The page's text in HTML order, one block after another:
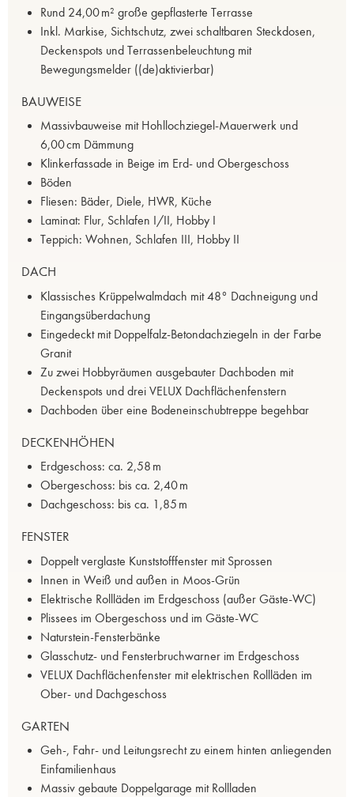
Rund 24,00 m² große gepflasterte Terrasse
Inkl. Markise, Sichtschutz, zwei schaltbaren Steckdosen,
Deckenspots und Terrassenbeleuchtung mit
Bewegungsmelder ((de)aktivierbar)
BAUWEISE
Massivbauweise mit Hohllochziegel-Mauerwerk und
6,00 cm Dämmung
Klinkerfassade in Beige im Erd- und Obergeschoss
Böden
Fliesen: Bäder, Diele, HWR, Küche
Laminat: Flur, Schlafen I/II, Hobby I
Teppich: Wohnen, Schlafen III, Hobby II
DACH
Klassisches Krüppelwalmdach mit 48° Dachneigung und
Eingangsüberdachung
Eingedeckt mit Doppelfalz-Betondachziegeln in der Farbe
Granit
Zu zwei Hobbyräumen ausgebauter Dachboden mit
Deckenspots und drei VELUX Dachflächenfenstern
Dachboden über eine Bodeneinschubtreppe begehbar
DECKENHÖHEN
Erdgeschoss: ca. 2,58 m
Obergeschoss: bis ca. 2,40 m
Dachgeschoss: bis ca. 1,85 m
FENSTER
Doppelt verglaste Kunststofffenster mit Sprossen
Innen in Weiß und außen in Moos-Grün
Elektrische Rollläden im Erdgeschoss (außer Gäste-WC)
Plissees im Obergeschoss und im Gäste-WC
Naturstein-Fensterbänke
Glasschutz- und Fensterbruchwarner im Erdgeschoss
VELUX Dachflächenfenster mit elektrischen Rollläden im
Ober- und Dachgeschoss
GARTEN
Geh-, Fahr- und Leitungsrecht zu einem hinten anliegenden
Einfamilienhaus
Massiv gebaute Doppelgarage mit Rollladen